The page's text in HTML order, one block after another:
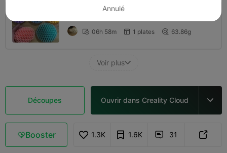
 06h 58m  1 plates  63.86g
Voir plus
Découpes Ouvrir dans Creality Cloud 
Booster 1.3K 1.6K  31 
Annulé